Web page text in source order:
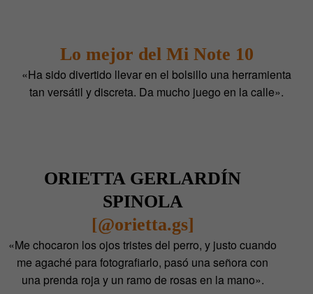
Lo mejor del Mi Note 10
«Ha sido divertido llevar en el bolsillo una herramienta
tan versátil y discreta. Da mucho juego en la calle».
ORIETTA GERLARDÍN
SPINOLA
[@orietta.gs]
«Me chocaron los ojos tristes del perro, y justo cuando
me agaché para fotografiarlo, pasó una señora con
una prenda roja y un ramo de rosas en la mano».